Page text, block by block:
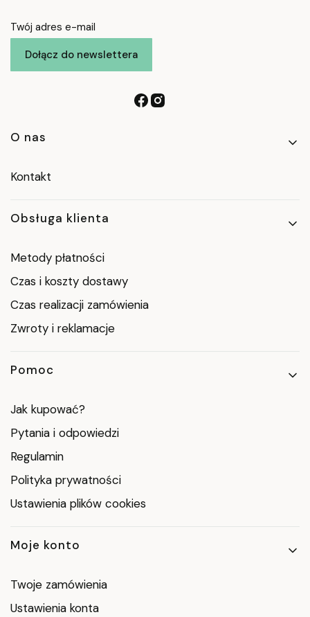
Twój adres e-mail
Dołącz do newslettera
Linki w stopce
O nas
Kontakt
Obsługa klienta
Metody płatności
Czas i koszty dostawy
Czas realizacji zamówienia
Zwroty i reklamacje
Pomoc
Jak kupować?
Pytania i odpowiedzi
Regulamin
Polityka prywatności
Ustawienia plików cookies
Moje konto
Twoje zamówienia
Ustawienia konta